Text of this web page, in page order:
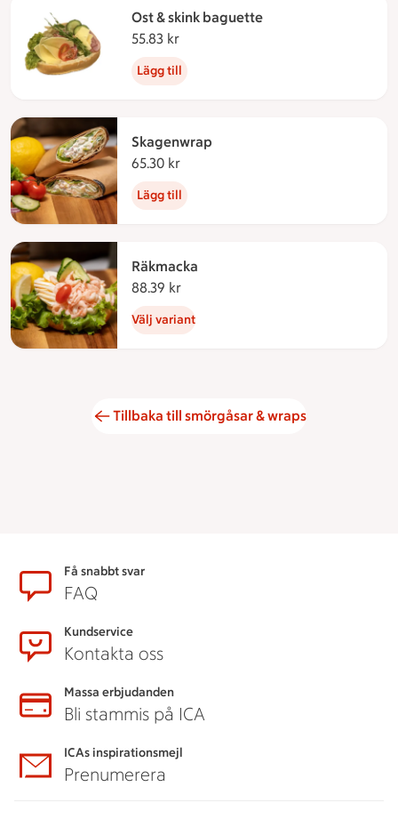
Ost & skink baguette
55.83 kr
Lägg till
Skagenwrap
65.30 kr
Lägg till
Räkmacka
88.39 kr
Välj variant
Tillbaka till smörgåsar & wraps
SidfotFå snabbt svar
FAQ
Kundservice
Kontakta oss
Massa erbjudanden
Bli stammis på ICA
ICAs inspirationsmejl
Prenumerera